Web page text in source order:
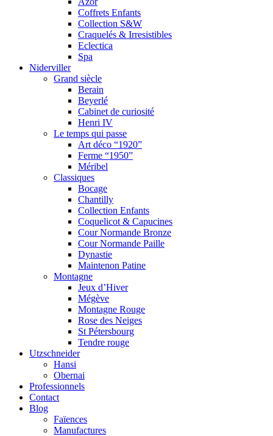
Coffrets Enfants
Collection S&W
Craquelés & Irresistibles
Eclectica
Spa
Niderviller
Grand siècle
Berain
Beyerlé
Cabinet de curiosité
Henri IV
Le temps qui passe
Art déco “1920”
Ferme “1950”
Méribel
Classiques
Bocage
Chantilly
Collection Enfants
Coquelicot & Capucines
Cour Normande Bronze
Cour Normande Paille
Dynastie
Maintenon Patine
Montagne
Jeux d’Hiver
Mégève
Montagne Rouge
Rose des Neiges
St Pétersbourg
Tendre rouge
Utzschneider
Hansi
Obernai
Professionnels
Contact
Blog
Faïences
Manufactures